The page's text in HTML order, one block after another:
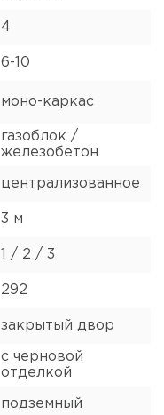
4
6-10
моно-каркас
газоблок /
железобетон
централизованное
3 м
1 / 2 / 3
292
закрытый двор
с черновой
отделкой
подземный